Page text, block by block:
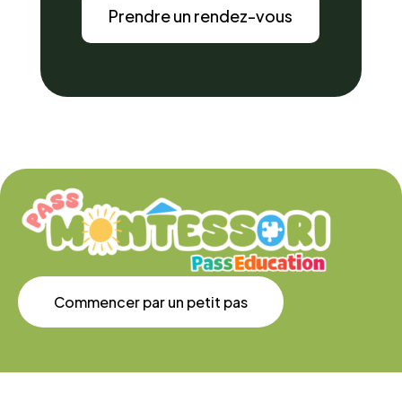
Prendre un rendez-vous
Commencer par un petit pas